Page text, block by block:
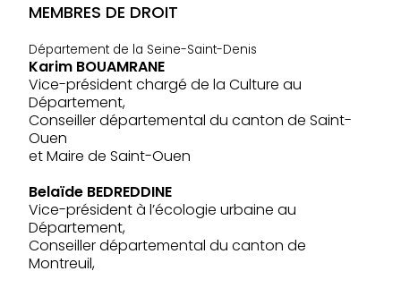
MEMBRES DE DROIT
Département de la Seine-Saint-Denis
Karim BOUAMRANE
Vice-président chargé de la Culture au
Département,
Conseiller départemental du canton de Saint-
Ouen
et Maire de Saint-Ouen
Belaïde BEDREDDINE
Vice-président à l’écologie urbaine au
Département,
Conseiller départemental du canton de
Montreuil,